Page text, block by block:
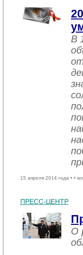
В
15 апреля 2014 года • •
ПРЕСС-ЦЕНТР
О